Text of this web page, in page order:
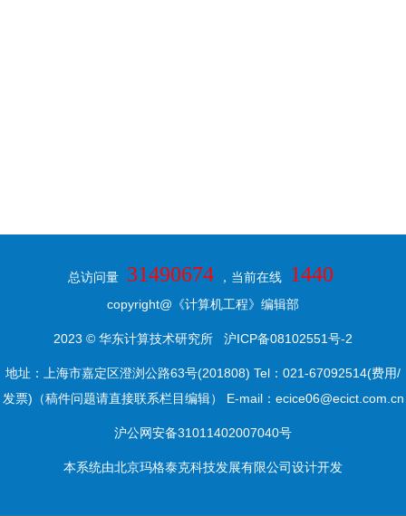
总访问量 31490674 ，当前在线 1440
copyright@《计算机工程》编辑部
2023 © 华东计算技术研究所 沪ICP备08102551号-2
地址：上海市嘉定区澄浏公路63号(201808) Tel：021-67092514(费用/
发票)（稿件问题请直接联系栏目编辑） E-mail：ecice06@ecict.com.cn
沪公网安备31011402007040号
本系统由北京玛格泰克科技发展有限公司设计开发